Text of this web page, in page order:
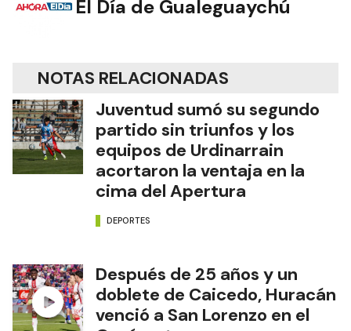
El Día de Gualeguaychú
NOTAS RELACIONADAS
Juventud sumó su segundo
partido sin triunfos y los
equipos de Urdinarrain
acortaron la ventaja en la
cima del Apertura
DEPORTES
Después de 25 años y un
doblete de Caicedo, Huracán
venció a San Lorenzo en el